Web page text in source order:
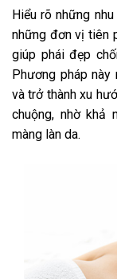
Hiểu rõ những
những đơn vị tiên
giúp phái đẹp
Phương pháp
và trở thành xu
chuộng, nhờ khả
màng làn da.